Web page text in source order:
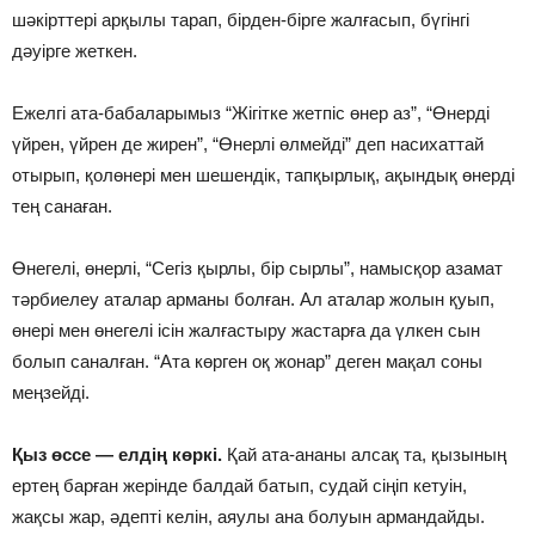
шәкiрттерi арқылы тарап, бiрден-бiрге жалғасып, бүгiнгi
дәуiрге жеткен.
Ежелгi ата-бабаларымыз “Жiгiтке жетпiс өнер аз”, “Өнердi
үйрен, үйрен де жирен”, “Өнерлi өлмейдi” деп насихаттай
отырып, қолөнерi мен шешендiк, тапқырлық, ақындық өнердi
тең санаған.
Өнегелi, өнерлi, “Сегiз қырлы, бiр сырлы”, намысқор азамат
тәрбиелеу аталар арманы болған. Ал аталар жолын қуып,
өнерi мен өнегелi iсiн жалғастыру жастарға да үлкен сын
болып саналған. “Ата көрген оқ жонар” деген мақал соны
меңзейдi.
Қыз өссе — елдiң көркi. Қай ата-ананы алсақ та, қызының
ертең барған жерiнде балдай батып, судай сiңiп кетуiн,
жақсы жар, әдептi келiн, аяулы ана болуын армандайды.